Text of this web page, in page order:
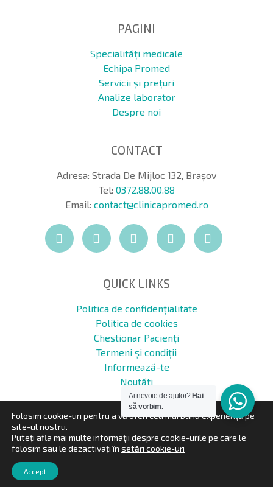
PAGINI
Specialități medicale
Echipa Promed
Servicii și prețuri
Analize laborator
Despre noi
CONTACT
Adresa: Strada De Mijloc 132, Brașov
Tel: 0372.88.00.88
Email: contact@clinicapromed.ro
QUICK LINKS
Politica de confidențialitate
Politica de cookies
Chestionar Pacienți
Termeni și condiții
Informează-te
Noutăți
Clinica Promed ©2020 All right reserved | Site ingrijit de
INOVEO Branding
Folosim cookie-uri pentru a vă oferi cea mai bună experiență pe
site-ul nostru.
Puteți afla mai multe informații despre cookie-urile pe care le
folosim sau le dezactivați în setări cookie-uri
Accept
Ai nevoie de ajutor? Hai
să vorbim.